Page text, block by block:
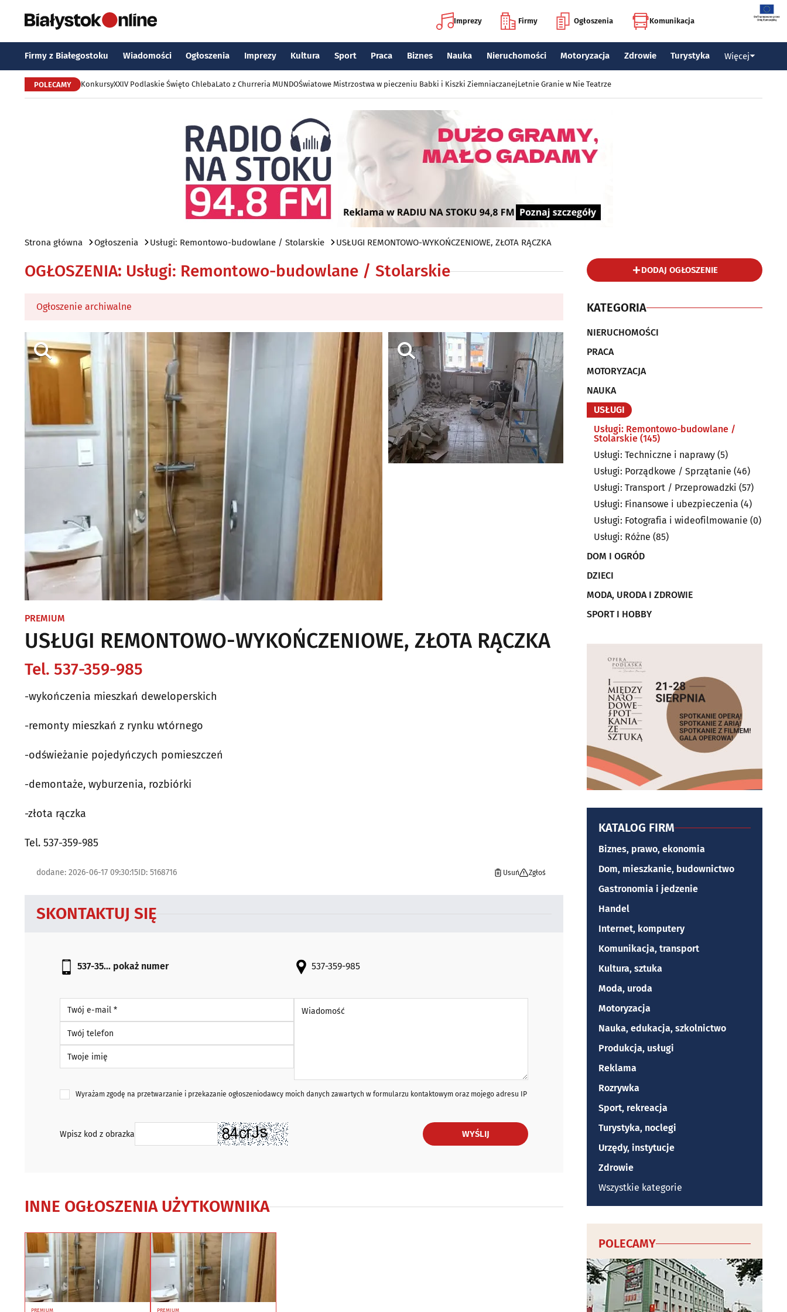
Imprezy Firmy Ogłoszenia Komunikacja
Firmy z Białegostoku Wiadomości Ogłoszenia Imprezy Kultura Sport Praca Biznes Nauka Nieruchomości Motoryzacja Zdrowie Turystyka Więcej
POLECAMY KonkursyXXIV Podlaskie Święto ChlebaLato z Churreria MUNDOŚwiatowe Mistrzostwa w pieczeniu Babki i Kiszki ZiemniaczanejLetnie Granie w Nie Teatrze
Strona główna Ogłoszenia Usługi: Remontowo-budowlane / Stolarskie USŁUGI REMONTOWO-WYKOŃCZENIOWE, ZŁOTA RĄCZKA
OGŁOSZENIA: Usługi: Remontowo-budowlane / Stolarskie
Ogłoszenie archiwalne
PREMIUM
USŁUGI REMONTOWO-WYKOŃCZENIOWE, ZŁOTA RĄCZKA
Tel. 537-359-985
-wykończenia mieszkań deweloperskich
-remonty mieszkań z rynku wtórnego
-odświeżanie pojedyńczych pomieszczeń
-demontaże, wyburzenia, rozbiórki
-złota rączka
Tel. 537-359-985
dodane: 2026-06-17 09:30:15ID: 5168716 Usuń Zgłoś
SKONTAKTUJ SIĘ
537-35... pokaż numer 537-359-985
Wyrażam zgodę na przetwarzanie i przekazanie ogłoszeniodawcy moich danych zawartych w formularzu kontaktowym oraz mojego adresu IP
Wpisz kod z obrazka WYŚLIJ
INNE OGŁOSZENIA UŻYTKOWNIKA
PREMIUM PREMIUM
DODAJ OGŁOSZENIE
KATEGORIA
NIERUCHOMOŚCI
PRACA
MOTORYZACJA
NAUKA
USŁUGI
Usługi: Remontowo-budowlane /
Stolarskie (145)
Usługi: Techniczne i naprawy (5)
Usługi: Porządkowe / Sprzątanie (46)
Usługi: Transport / Przeprowadzki (57)
Usługi: Finansowe i ubezpieczenia (4)
Usługi: Fotografia i wideofilmowanie (0)
Usługi: Różne (85)
DOM I OGRÓD
DZIECI
MODA, URODA I ZDROWIE
SPORT I HOBBY
KATALOG FIRM
Biznes, prawo, ekonomia
Dom, mieszkanie, budownictwo
Gastronomia i jedzenie
Handel
Internet, komputery
Komunikacja, transport
Kultura, sztuka
Moda, uroda
Motoryzacja
Nauka, edukacja, szkolnictwo
Produkcja, usługi
Reklama
Rozrywka
Sport, rekreacja
Turystyka, noclegi
Urzędy, instytucje
Zdrowie
Wszystkie kategorie
POLECAMY